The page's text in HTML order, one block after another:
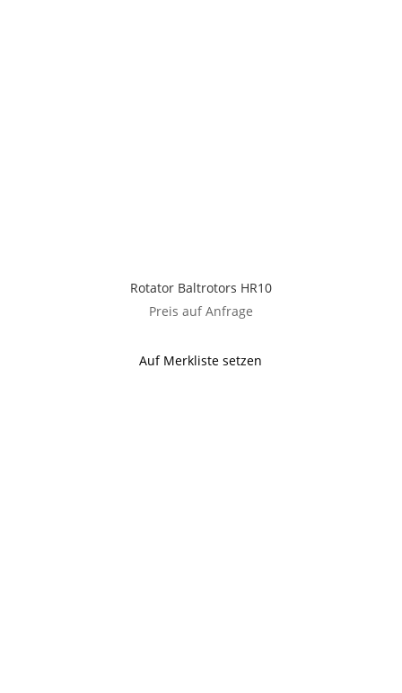
Rotator Baltrotors HR10
Preis auf Anfrage
Auf Merkliste setzen